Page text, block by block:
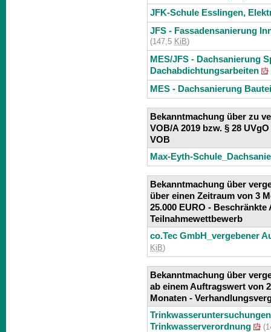
JFK-Schule Esslingen,
JFS - Fassadensanierung
(147,5 KiB)
MES/JFS - Dachsanierung
Dachabdichtungsarbeiten
MES - Dachsanierung
Bekanntmachung über zu
VOB/A 2019 bzw. § 28
VOB
Max-Eyth-
Bekanntmachung über
über einen Zeitraum von 3
25.000 EURO - Beschränkte
Teilnahmewettbewerb
co.Tec GmbH_vergebener
KiB)
Bekanntmachung über
ab einem Auftragswert von
Monaten -
Trinkwasserverordnung